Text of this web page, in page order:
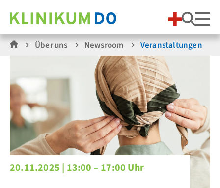
Über uns Newsroom Veranstaltungen
20.11.2025 | 13:00 – 17:00 Uhr